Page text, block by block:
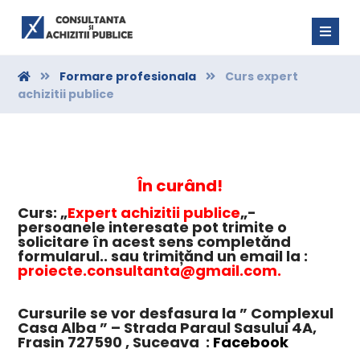
Formare profesionala
Curs expert
achizitii publice
În curând!
Curs: „Expert achizitii publice„-
persoanele interesate pot trimite o
solicitare în acest sens completănd
formularul.. sau trimițănd un email la :
proiecte.consultanta@gmail.com.
Cursurile se vor desfasura la ” Complexul
Casa Alba ” – Strada Paraul Sasului 4A,
Frasin 727590 , Suceava : Facebook